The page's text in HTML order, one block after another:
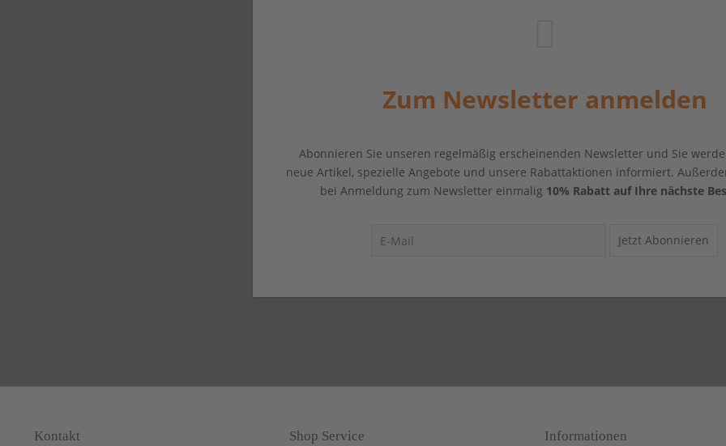
Zum Newsletter anmelden
Abonnieren Sie unseren regelmäßig erscheinenden Newsletter und Sie
neue Artikel, spezielle Angebote und unsere Rabattaktionen informiert.
bei Anmeldung zum Newsletter einmalig 10% Rabatt auf Ihre nächste
Jetzt Abonnieren
Kontakt Shop Service Informationen